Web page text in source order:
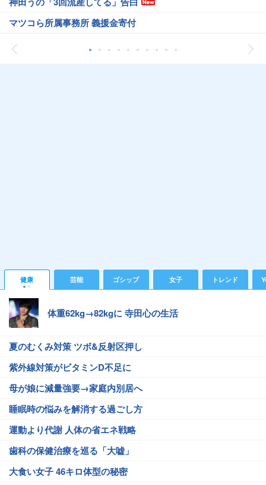
マツコら所属事務所 義援金寄付
健康 芸能 ゴシップ 女子 トレンド
体重62kg→82kgに 寺田心の生活
夏のむくみ対策 ツボ&反射区押し
紫外線対策がビタミンD不足に
母が娘に減量強要→家庭内別居へ
睡眠時の悩みを解消する過ごし方
運動より代謝 人体の省エネ戦略
歯科の保健治療を巡る「大嘘」
大食い女子 46キロ体型の秘密